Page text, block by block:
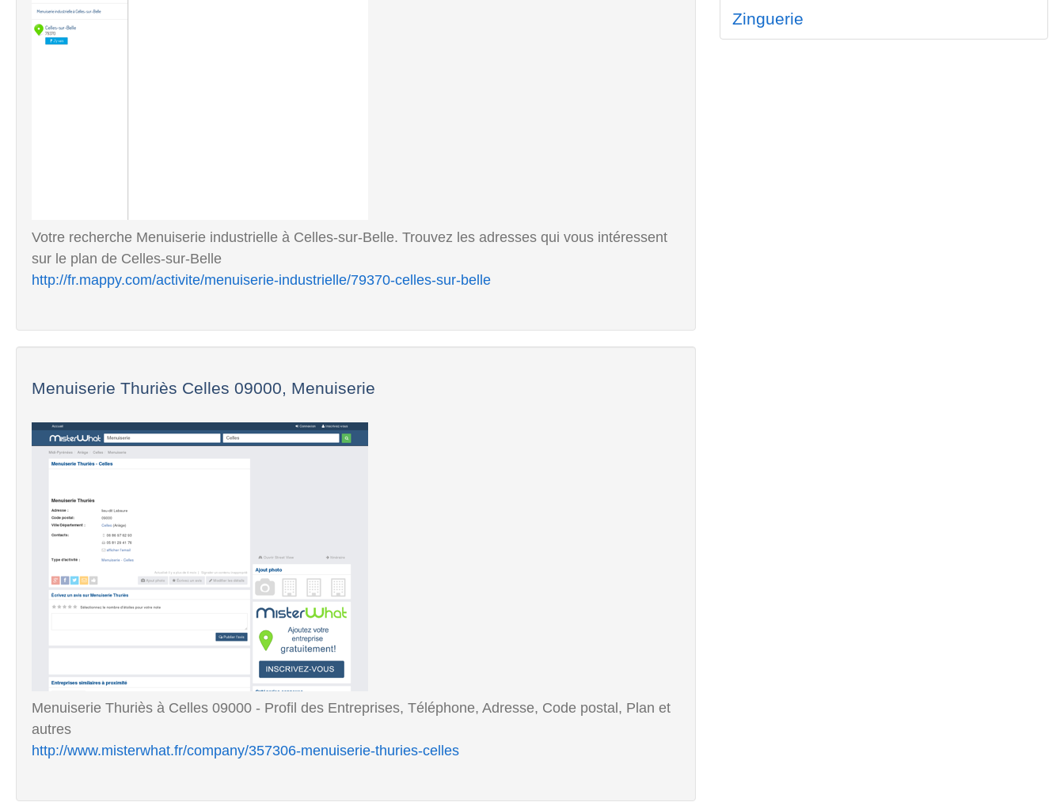
Votre recherche Menuiserie industrielle à Celles-sur-Belle. Trouvez les adresses qui vous intéressent
sur le plan de Celles-sur-Belle
http://fr.mappy.com/activite/menuiserie-industrielle/79370-celles-sur-belle
Menuiserie Thuriès Celles 09000, Menuiserie
Menuiserie Thuriès à Celles 09000 - Profil des Entreprises, Téléphone, Adresse, Code postal, Plan et
autres
http://www.misterwhat.fr/company/357306-menuiserie-thuries-celles
Zinguerie